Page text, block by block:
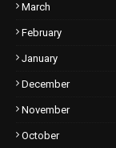
March
February
January
December
November
October